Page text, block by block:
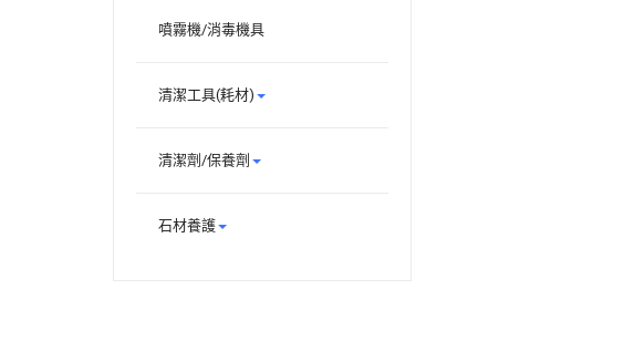
噴霧機/消毒機具
清潔工具(耗材)
清潔劑/保養劑
石材養護